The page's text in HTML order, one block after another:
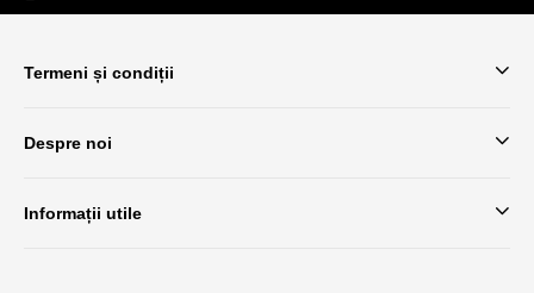
Termeni și condiții
Despre noi
Informații utile